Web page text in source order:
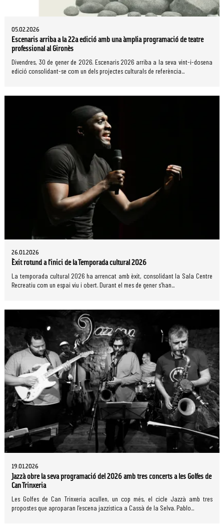
05.02.2026
Escenaris arriba a la 22a edició amb una àmplia programació de teatre
professional al Gironès
Divendres, 30 de gener de 2026. Escenaris 2026 arriba a la seva vint-i-dosena
edició consolidant-se com un dels projectes culturals de referència...
26.01.2026
Èxit rotund a l'inici de la Temporada cultural 2026
La temporada cultural 2026 ha arrencat amb èxit, consolidant la Sala Centre
Recreatiu com un espai viu i obert. Durant el mes de gener s’han...
19.01.2026
Jazzà obre la seva programació del 2026 amb tres concerts a les Golfes de
Can Trinxeria
Les Golfes de Can Trinxeria acullen, un cop més, el cicle Jazzà amb tres
propostes que aproparan l’escena jazzística a Cassà de la Selva. Pablo...